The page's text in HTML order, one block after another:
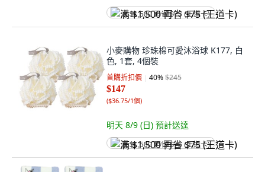
满 $1,500 再省 $75 (王道卡)
小麥購物 珍珠棉可愛沐浴球 K177, 白
色, 1套, 4個裝
首購折扣價 40%$245
$147
($36.75/1個)
明天 8/9 (日) 預計送達
满 $1,500 再省 $75 (王道卡)